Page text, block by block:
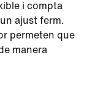
i compta
ajust ferm.
permeten que
manera